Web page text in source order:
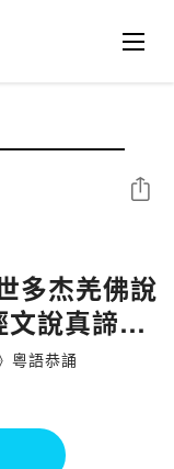
多杰羌佛說
說真諦
粵語恭誦
分享